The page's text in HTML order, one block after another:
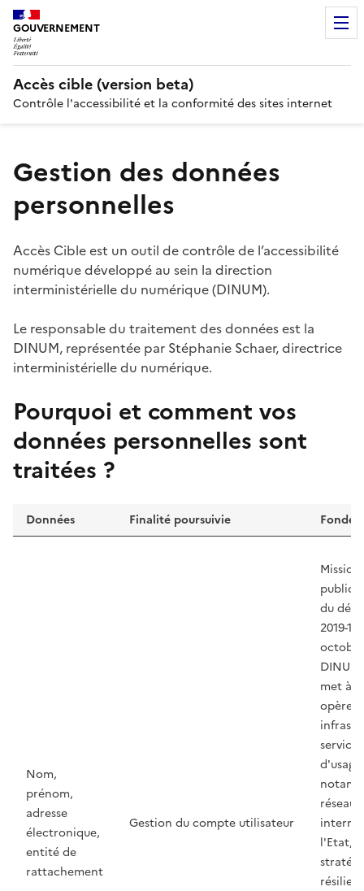
GOUVERNEMENT
Accès cible (version beta)
Contrôle l'accessibilité et la conformité des sites internet
Gestion des données
personnelles
Accès Cible est un outil de contrôle de l’accessibilité
numérique développé au sein la direction
interministérielle du numérique (DINUM).
Le responsable du traitement des données est la
DINUM, représentée par Stéphanie Schaer, directrice
interministérielle du numérique.
Pourquoi et comment vos
données personnelles sont
traitées ?
Données Finalité poursuivie
Nom,
prénom,
adresse
électronique,
entité de
rattachement
Gestion du compte utilisateur
public
du
2019-
DINUM
met à
opère
réseau
l'Etat,